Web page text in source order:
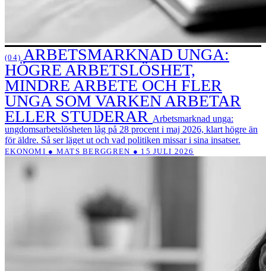
(04) ARBETSMARKNAD UNGA:
HÖGRE ARBETSLÖSHET,
MINDRE ARBETE OCH FLER
UNGA SOM VARKEN ARBETAR
ELLER STUDERAR Arbetsmarknad unga:
ungdomsarbetslösheten låg på 28 procent i maj 2026, klart högre än
för äldre. Så ser läget ut och vad politiken missar i sina insatser.
EKONOMI ● MATS BERGGREN ● 15 JULI 2026